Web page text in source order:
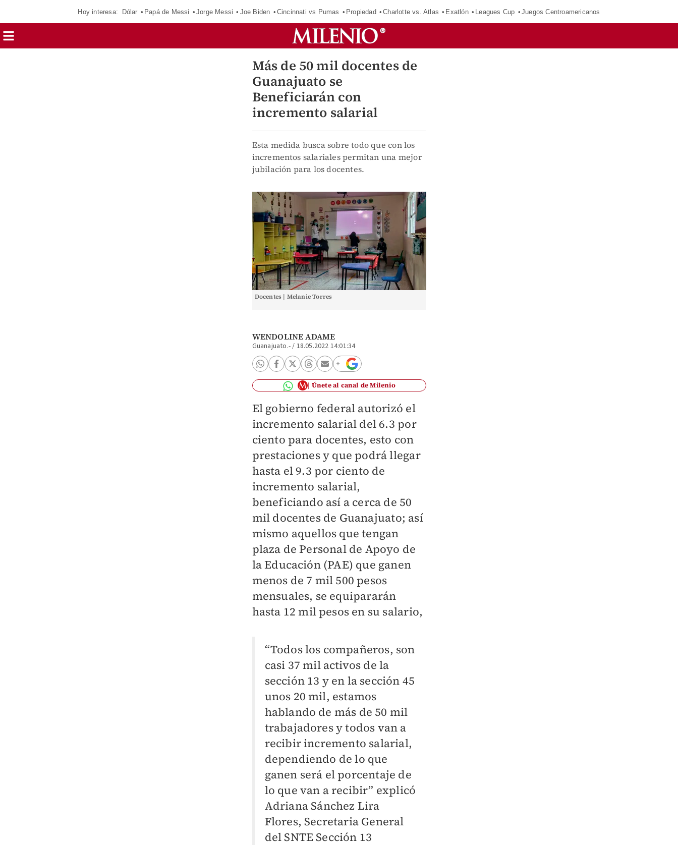
Hoy interesa: Dólar Papá de Messi Jorge Messi Joe Biden Cincinnati vs Pumas Propiedad Charlotte vs. Atlas Exatlón Leagues Cup Juegos Centroamericanos
Más de 50 mil docentes de
Guanajuato se
Beneficiarán con
incremento salarial
Esta medida busca sobre todo que con los
incrementos salariales permitan una mejor
jubilación para los docentes.
Docentes | Melanie Torres
WENDOLINE ADAME
Guanajuato.-/ 18.05.2022 14:01:34
Únete al canal de Milenio
El gobierno federal autorizó el
incremento salarial del 6.3 por
ciento para docentes, esto con
prestaciones y que podrá llegar
hasta el 9.3 por ciento de
incremento salarial,
beneficiando así a cerca de 50
mil docentes de Guanajuato; así
mismo aquellos que tengan
plaza de Personal de Apoyo de
la Educación (PAE) que ganen
menos de 7 mil 500 pesos
mensuales, se equipararán
hasta 12 mil pesos en su salario,
“Todos los compañeros, son
casi 37 mil activos de la
sección 13 y en la sección 45
unos 20 mil, estamos
hablando de más de 50 mil
trabajadores y todos van a
recibir incremento salarial,
dependiendo de lo que
ganen será el porcentaje de
lo que van a recibir” explicó
Adriana Sánchez Lira
Flores, Secretaria General
del SNTE Sección 13